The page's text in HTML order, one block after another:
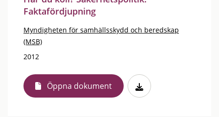
Faktafördjupning
Myndigheten för samhällsskydd och beredskap
(MSB)
2012
Öppna dokument